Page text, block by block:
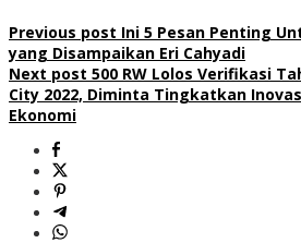
Previous post Ini 5 Pesan Penting
yang Disampaikan Eri Cahyadi
Next post 500 RW Lolos Verifikasi
City 2022, Diminta Tingkatkan
Ekonomi